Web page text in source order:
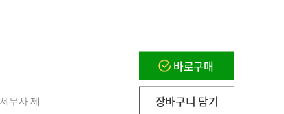
무사 제
바로구매
장바구니 담기